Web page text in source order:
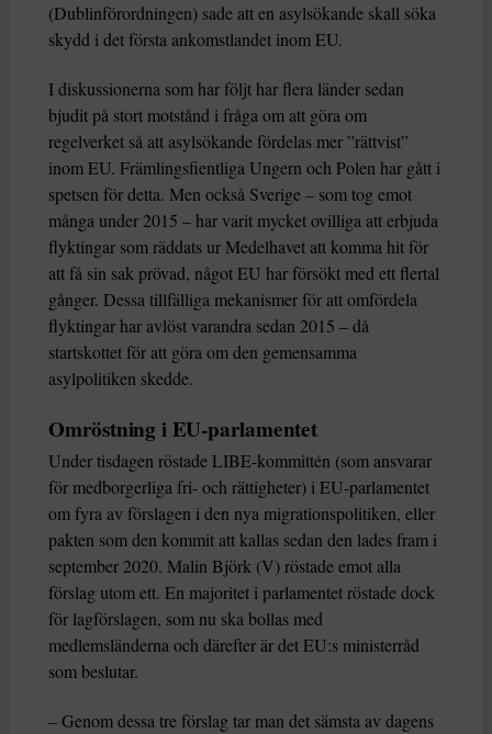
(Dublinförordningen) sade att en asylsökande skall söka
skydd i det första ankomstlandet inom EU.
I diskussionerna som har följt har flera länder sedan
bjudit på stort motstånd i fråga om att göra om
regelverket så att asylsökande fördelas mer ”rättvist”
inom EU. Främlingsfientliga Ungern och Polen har gått i
spetsen för detta. Men också Sverige – som tog emot
många under 2015 – har varit mycket ovilliga att erbjuda
flyktingar som räddats ur Medelhavet att komma hit för
att få sin sak prövad, något EU har försökt med ett flertal
gånger. Dessa tillfälliga mekanismer för att omfördela
flyktingar har avlöst varandra sedan 2015 – då
startskottet för att göra om den gemensamma
asylpolitiken skedde.
Omröstning i EU-parlamentet
Under tisdagen röstade LIBE-kommittén (som ansvarar
för medborgerliga fri- och rättigheter) i EU-parlamentet
om fyra av förslagen i den nya migrationspolitiken, eller
pakten som den kommit att kallas sedan den lades fram i
september 2020. Malin Björk (V) röstade emot alla
förslag utom ett. En majoritet i parlamentet röstade dock
för lagförslagen, som nu ska bollas med
medlemsländerna och därefter är det EU:s ministerråd
som beslutar.
– Genom dessa tre förslag tar man det sämsta av dagens